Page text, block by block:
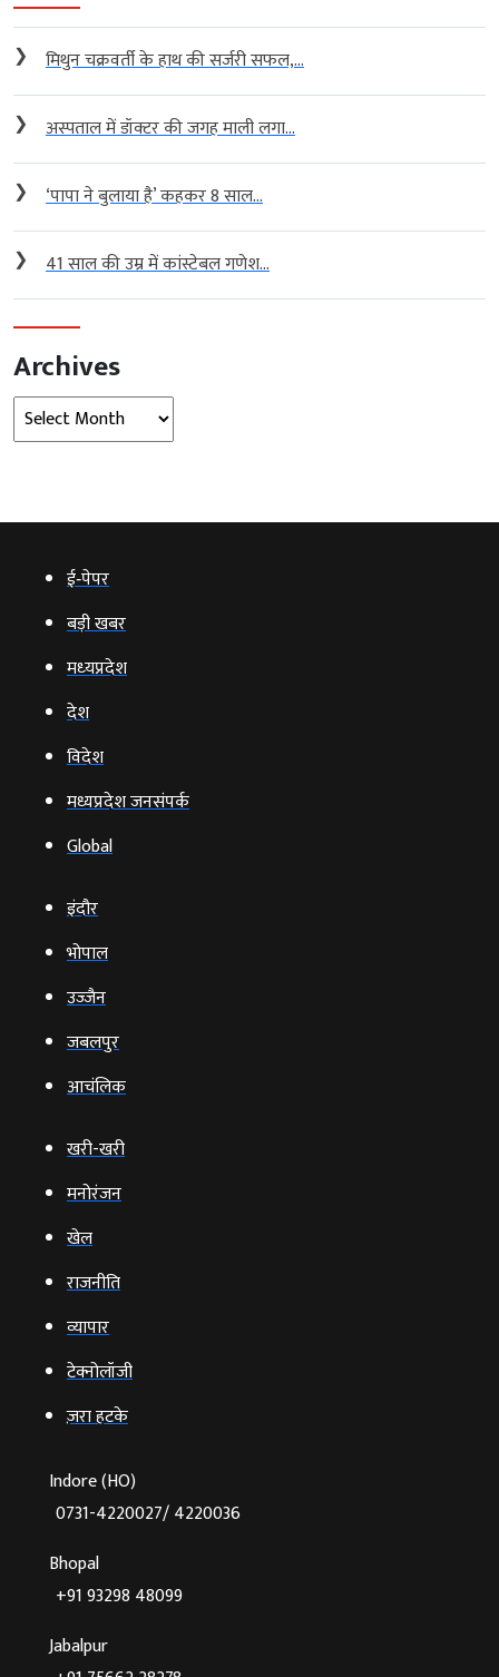
❯ मिथुन चक्रवर्ती के हाथ की सर्जरी सफल,...
❯ अस्पताल में डॉक्टर की जगह माली लगा...
❯ ‘पापा ने बुलाया है’ कहकर 8 साल...
❯ 41 साल की उम्र में कांस्टेबल गणेश...
Archives
Archives
ई‑पेपर
बड़ी खबर
मध्‍यप्रदेश
देश
विदेश
मध्यप्रदेश जनसंपर्क
Global
इंदौर
भोपाल
उज्‍जैन
जबलपुर
आचंलिक
खरी-खरी
मनोरंजन
खेल
राजनीति
व्‍यापार
टेक्‍नोलॉजी
ज़रा हटके
Indore (HO)
0731-4220027/ 4220036
Bhopal
+91 93298 48099
Jabalpur